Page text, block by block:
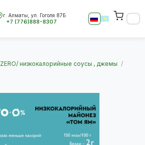
г. Алматы, ул. Гоголя 87Б
+7 (776)888-8307
ZERO/ низкокалорийные соусы , джемы /